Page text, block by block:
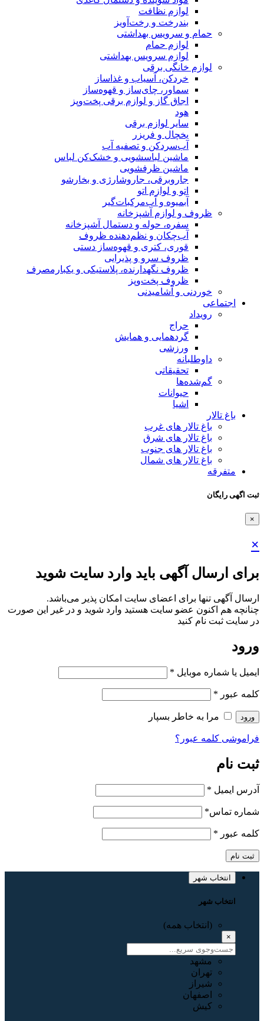
لوازم نظافت
بندرخت و رخت‌آویز
حمام و سرویس بهداشتی
لوازم حمام
لوازم سرویس بهداشتی
لوازم خانگی برقی
خردکن، آسیاب و غذاساز
سماور، چای‌ساز و قهوه‌ساز
اجاق گاز و لوازم برقی پخت‌وپز
هود
سایر لوازم برقی
یخچال و فریزر
آب‌سردکن و تصفیه آب
ماشین لباسشویی و خشک‌کن لباس
ماشین ظرفشویی
جاروبرقی، جاروشارژی و بخارشو
اتو و لوازم اتو
آبمیوه و آب‌مرکبات‌گیر
ظروف و لوازم آشپزخانه
سفره، حوله و دستمال آشپزخانه
آب‌چکان و نظم‌دهنده ظروف
قوری، کتری و قهوه‌ساز دستی
ظروف سرو و پذیرایی
ظروف نگهدارنده، پلاستیکی و یکبارمصرف
ظروف پخت‌وپز
خوردنی و آشامیدنی
اجتماعی
رویداد
حراج
گردهمایی و همایش
ورزشی
داوطلبانه
تحقیقاتی
گم‌شده‌ها
حیوانات
اشیا
باغ تالار
باغ تالار های غرب
باغ تالار های شرق
باغ تالار های جنوب
باغ تالار های شمال
متفرقه
ثبت اگهی رایگان
×
×
برای ارسال آگهی باید وارد سایت شوید
ارسال آگهی تنها برای اعضای سایت امکان پذیر می‌باشد.
چنانچه هم‌ اکنون عضو سایت هستید وارد شوید و در غیر این صورت
در سایت ثبت نام کنید
ورود
ایمیل یا شماره موبایل *
کلمه عبور *
ورود مرا به خاطر بسپار
فراموشی کلمه عبور؟
ثبت نام
آدرس ایمیل *
شماره تماس*
کلمه عبور *
ثبت نام
انتخاب شهر
انتخاب شهر
(انتخاب همه)
×
مشهد
تهران
شیراز
اصفهان
کیش